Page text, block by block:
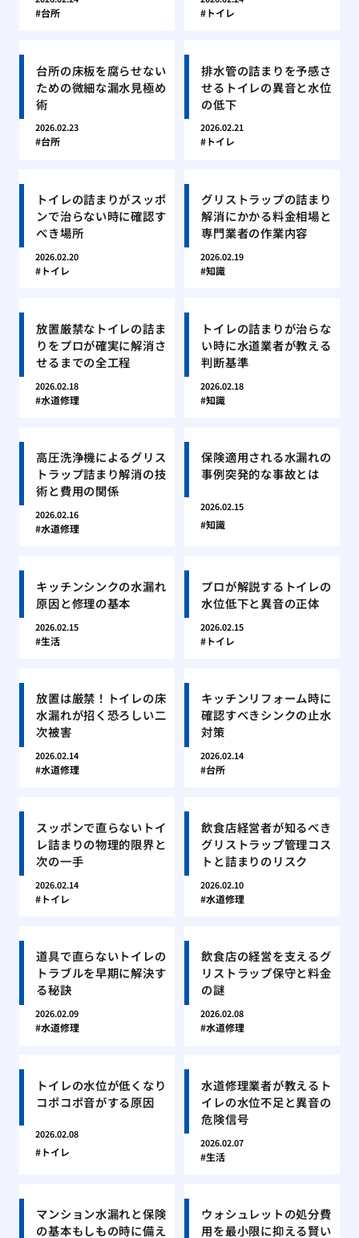
台所 トイレ
台所の床板を腐らせない
ための微細な漏水見極め
術
2026.02.23
台所
排水管の詰まりを予感さ
せるトイレの異音と水位
の低下
2026.02.21
トイレ
トイレの詰まりがスッポ
ンで治らない時に確認す
べき場所
2026.02.20
トイレ
グリストラップの詰まり
解消にかかる料金相場と
専門業者の作業内容
2026.02.19
知識
放置厳禁なトイレの詰ま
りをプロが確実に解消さ
せるまでの全工程
2026.02.18
水道修理
トイレの詰まりが治らな
い時に水道業者が教える
判断基準
2026.02.18
知識
高圧洗浄機によるグリス
トラップ詰まり解消の技
術と費用の関係
2026.02.16
水道修理
保険適用される水漏れの
事例突発的な事故とは
2026.02.15
知識
キッチンシンクの水漏れ
原因と修理の基本
2026.02.15
生活
プロが解説するトイレの
水位低下と異音の正体
2026.02.15
トイレ
放置は厳禁！トイレの床
水漏れが招く恐ろしい二
次被害
2026.02.14
水道修理
キッチンリフォーム時に
確認すべきシンクの止水
対策
2026.02.14
台所
スッポンで直らないトイ
レ詰まりの物理的限界と
次の一手
2026.02.14
トイレ
飲食店経営者が知るべき
グリストラップ管理コス
トと詰まりのリスク
2026.02.10
水道修理
道具で直らないトイレの
トラブルを早期に解決す
る秘訣
2026.02.09
水道修理
飲食店の経営を支えるグ
リストラップ保守と料金
の謎
2026.02.08
水道修理
トイレの水位が低くなり
コポコポ音がする原因
2026.02.08
トイレ
水道修理業者が教えるト
イレの水位不足と異音の
危険信号
2026.02.07
生活
マンション水漏れと保険
の基本もしもの時に備え
ウォシュレットの処分費
用を最小限に抑える賢い